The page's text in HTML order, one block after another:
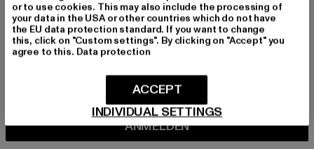
An welchen Produkten bist du interessiert?
MÄNNER
FRAUEN
ANMELDEN
or to use cookies. This may also include the processing of
your data in the USA or other countries which do not have
the EU data protection standard. If you want to change
this, click on "Custom settings". By clicking on "Accept" you
agree to this. Data protection
INDIVIDUAL SETTINGS
ACCEPT